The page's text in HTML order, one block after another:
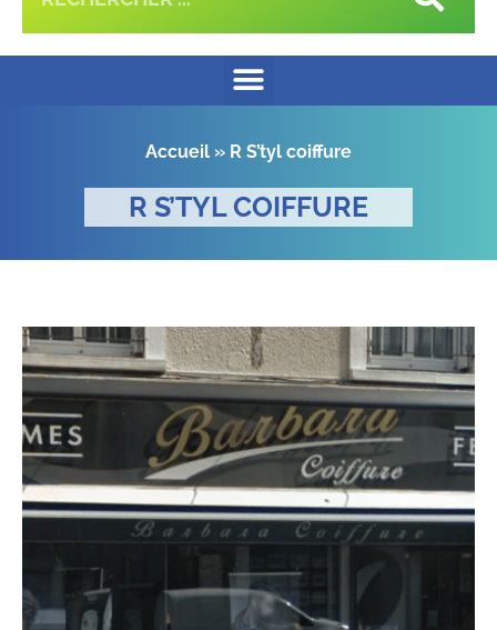
Accueil » R S’tyl coiffure
R S’TYL COIFFURE